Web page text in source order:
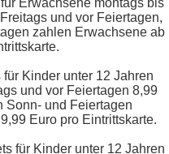
Erwachsene montags bis
und vor Feiertagen,
zahlen Erwachsene ab
Kinder unter 12 Jahren
und vor Feiertagen 8,99
Sonn- und Feiertagen
Euro pro Eintrittskarte.
für Kinder unter 12 Jahren